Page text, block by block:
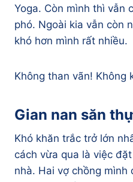
Yoga. Còn mình thì vẫn
phó. Ngoài kia vẫn còn
khó hơn mình rất nhiều.
Không than vãn! Không
Gian nan săn
Khó khăn trắc trở lớn
cách vừa qua là việc
nhà. Hai vợ chồng